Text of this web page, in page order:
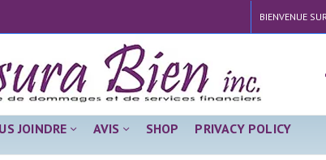
BIENVENUE
JOINDRE AVIS SHOP PRIVACY POLICY